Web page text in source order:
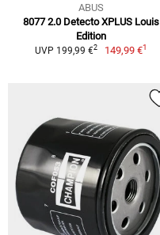
ABUS
8077 2.0 Detecto XPLUS Louis
Edition
UVP 199,99 €2 149,99 €1